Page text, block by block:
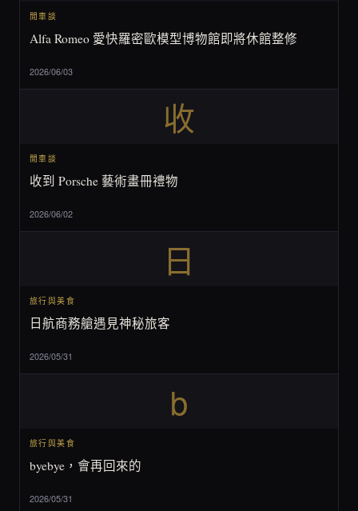
閒車談
Alfa Romeo 愛快羅密歐模型博物館即將休館整修
2026/06/03
收
閒車談
收到 Porsche 藝術畫冊禮物
2026/06/02
日
旅行與美食
日航商務艙遇見神秘旅客
2026/05/31
b
旅行與美食
byebye，會再回來的
2026/05/31